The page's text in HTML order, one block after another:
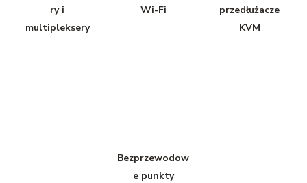
ry i
multipleksery
Wi-Fi
przedłużacze
KVM
Bezprzewodow
e punkty